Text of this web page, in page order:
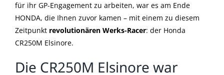
für ihr GP-Engagement zu arbeiten, war es am Ende
HONDA, die Ihnen zuvor kamen – mit einem zu diesem
Zeitpunkt revolutionären Werks-Racer: der Honda
CR250M Elsinore.
Die CR250M Elsinore war